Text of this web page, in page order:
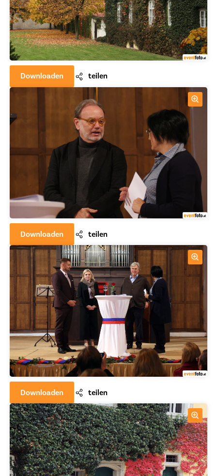
Downloaden teilen
Downloaden teilen
Downloaden teilen